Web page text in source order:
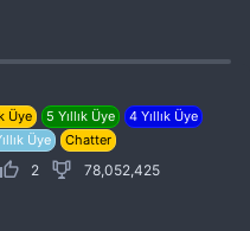
Üye 5 Yıllık Üye
4 Yıllık Üye
Üye Chatter
2
78,052,425